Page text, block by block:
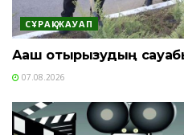
СҰРАҚ-ЖАУАП
Ағаш отырғызудың
07.08.2026